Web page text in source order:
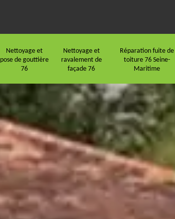
Nettoyage et
pose de gouttière
76
Nettoyage et
ravalement de
façade 76
Réparation fuite de
toiture 76 Seine-
Maritime